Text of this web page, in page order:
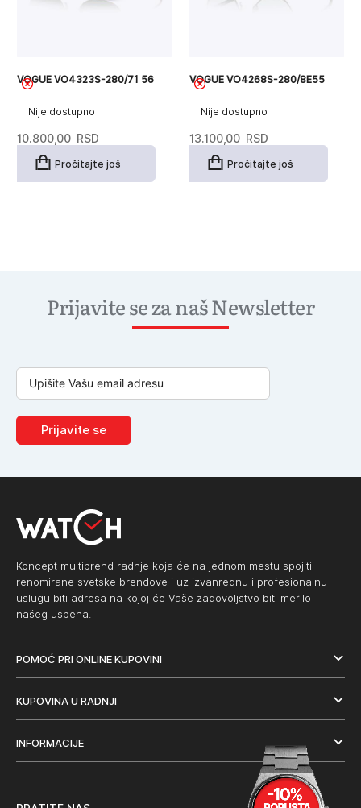
Nije dostupno
VOGUE VO4323S-280/71 56
10.800,00 RSD
Pročitajte još
Nije dostupno
VOGUE VO4268S-280/8E55
13.100,00 RSD
Pročitajte još
Prijavite se za naš Newsletter
Prijavite se
Koncept multibrend radnje koja će na jednom mestu spojiti
renomirane svetske brendove i uz izvanrednu i profesionalnu
uslugu biti adresa na kojoj će Vaše zadovoljstvo biti merilo
našeg uspeha.
POMOĆ PRI ONLINE KUPOVINI
KUPOVINA U RADNJI
INFORMACIJE